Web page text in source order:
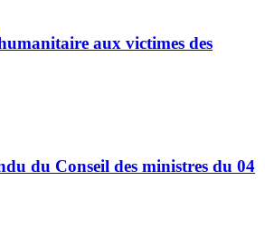
aux victimes des
du Conseil des ministres du 04